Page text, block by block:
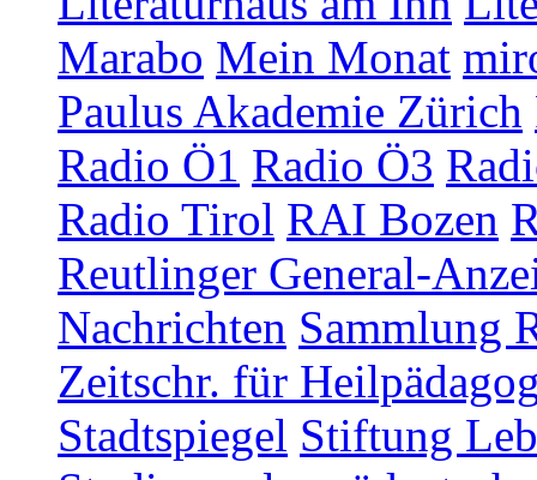
Marabo Mein Monat
Paulus Akademie Zürich
Radio Ö1 Radio Ö3
Radio Tirol RAI Bozen
Reutlinger General-
Nachrichten Sammlung
Zeitschr. für
Stadtspiegel Stiftung